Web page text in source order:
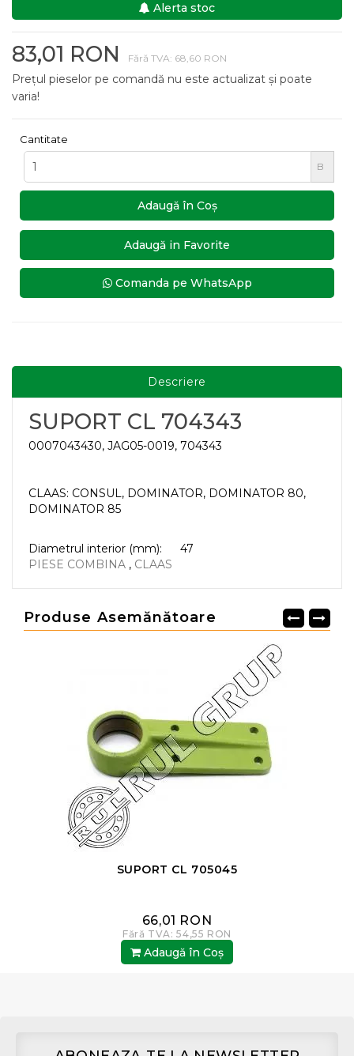
Alerta stoc
83,01 RON Fără TVA: 68,60 RON
Prețul pieselor pe comandă nu este actualizat și poate
varia!
Cantitate
B
Adaugă în Coş
Adaugă in Favorite
Comanda pe WhatsApp
Descriere
SUPORT CL 704343
0007043430, JAG05-0019, 704343
CLAAS: CONSUL, DOMINATOR, DOMINATOR 80,
DOMINATOR 85
Diametrul interior (mm):
47
PIESE COMBINA , CLAAS
Produse Asemănătoare
SUPORT CL 705045
66,01 RON
Fără TVA: 54,55 RON
Adaugă în Coş